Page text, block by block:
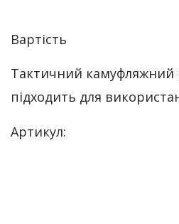
Вартість
Тактичний камуфляжний
підходить для
Артикул: